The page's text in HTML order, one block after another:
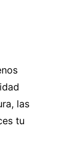
las
tu